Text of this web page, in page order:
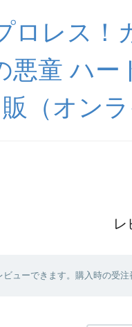
ロレス！
悪童 ハー
販（オン
レ
ューできます。購入時の受